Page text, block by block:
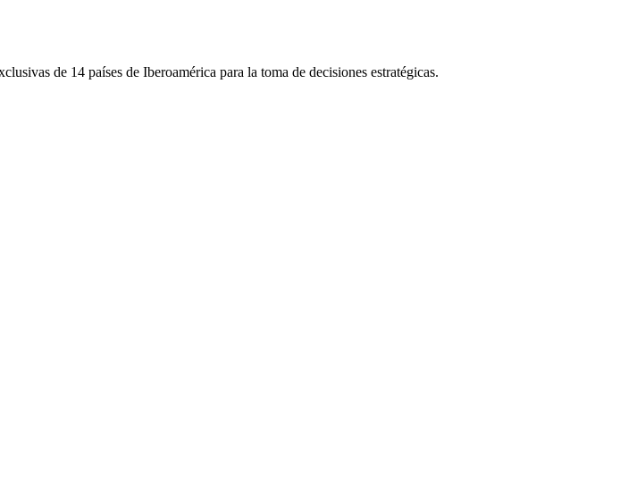
de 14 países de Iberoamérica para la toma de decisiones estratégicas.